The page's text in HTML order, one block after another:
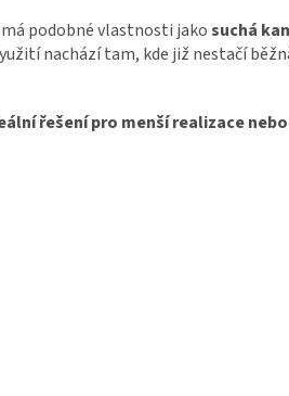
podobné vlastnosti jakosuchá
nachází tam, kde již nestačí
řešení pro menší realizace